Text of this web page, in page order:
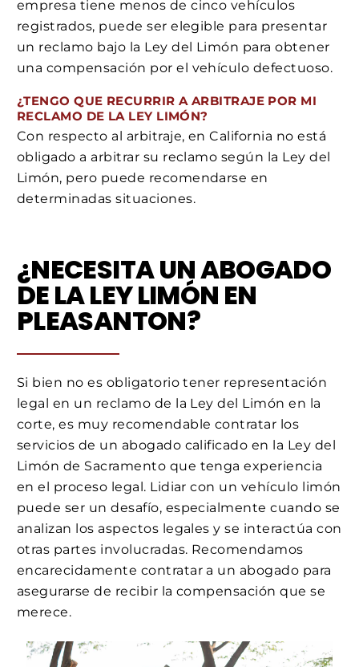
empresa tiene menos de cinco vehículos
registrados, puede ser elegible para presentar
un reclamo bajo la Ley del Limón para obtener
una compensación por el vehículo defectuoso.
¿TENGO QUE RECURRIR A ARBITRAJE POR MI
RECLAMO DE LA LEY LIMÓN?
Con respecto al arbitraje, en California no está
obligado a arbitrar su reclamo según la Ley del
Limón, pero puede recomendarse en
determinadas situaciones.
¿NECESITA UN ABOGADO
DE LA LEY LIMÓN EN
PLEASANTON?
Si bien no es obligatorio tener representación
legal en un reclamo de la Ley del Limón en la
corte, es muy recomendable contratar los
servicios de un abogado calificado en la Ley del
Limón de Sacramento que tenga experiencia
en el proceso legal. Lidiar con un vehículo limón
puede ser un desafío, especialmente cuando se
analizan los aspectos legales y se interactúa con
otras partes involucradas. Recomendamos
encarecidamente contratar a un abogado para
asegurarse de recibir la compensación que se
merece.